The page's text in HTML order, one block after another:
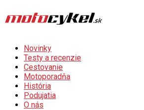
Novinky
Testy a recenzie
Cestovanie
Motoporadňa
História
Podujatia
O nás